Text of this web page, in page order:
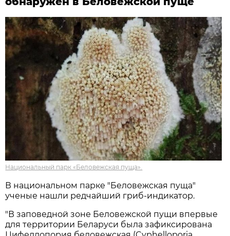
Национальный парк «Беловежская пуща».
В национальном парке "Беловежская пуща"
ученые нашли редчайший гриб-индикатор.
"В заповедной зоне Беловежской пущи впервые
для территории Беларуси была зафиксирована